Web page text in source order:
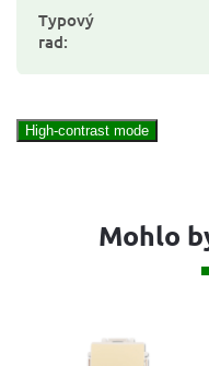
Typový
rad:
High-contrast mode
Mohlo